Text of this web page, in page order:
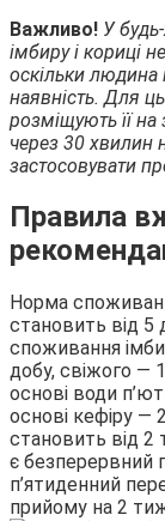
Важливо! У
імбиру і кориці
оскільки людина
наявність. Для
розміщують її на
через 30 хвилин
застосовувати
Правила
Норма
становить від 5
споживання
добу, свіжого —
основі води
основі кефіру —
становить від 2
є безперервний
п’ятиденний
прийому на 2